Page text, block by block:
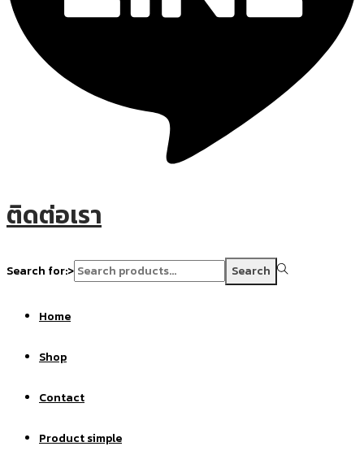
ติดต่อเรา
Search for:> Search
Home
Shop
Contact
Product simple